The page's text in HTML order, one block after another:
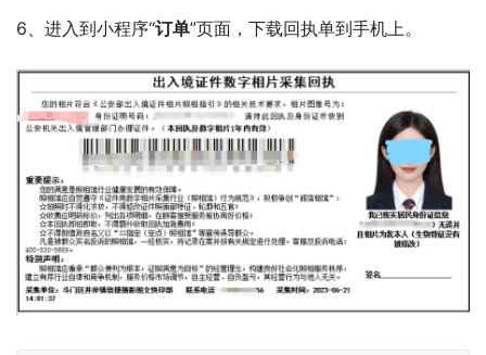
6、进入到小程序“订单”页面，下载回执单到手机上。